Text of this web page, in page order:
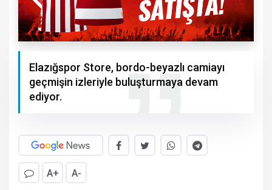
Elazığspor Store, bordo-beyazlı camiayı
geçmişin izleriyle buluşturmaya devam
ediyor.
A+ A-